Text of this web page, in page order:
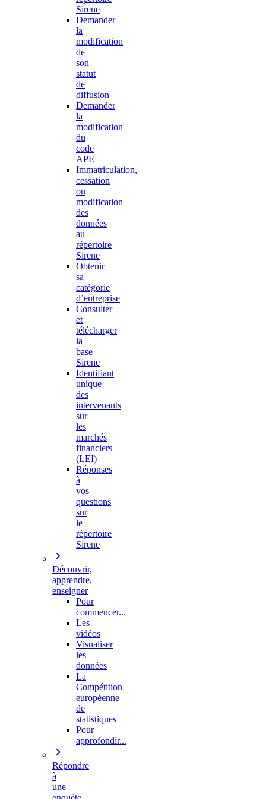
Sirene
Demander
la
modification
de
son
statut
de
diffusion
Demander
la
modification
du
code
APE
Immatriculation,
cessation
ou
modification
des
données
au
répertoire
Sirene
Obtenir
sa
catégorie
d’entreprise
Consulter
et
télécharger
la
base
Sirene
Identifiant
unique
des
intervenants
sur
les
marchés
financiers
(LEI)
Réponses
à
vos
questions
sur
le
répertoire
Sirene
Découvrir,
apprendre,
enseigner
Pour
commencer...
Les
vidéos
Visualiser
les
données
La
Compétition
européenne
de
statistiques
Pour
approfondir...
Répondre
à
une